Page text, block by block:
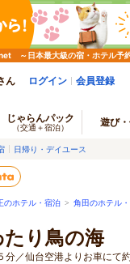
～日本最大級の宿・ホテル予
ん ログイン 会員登録
じゃらんパック
（交通＋宿泊） 遊び
日帰り・デイユース
のホテル・宿泊 > 角田のホテル
り鳥の海
／仙台空港よりお車にて